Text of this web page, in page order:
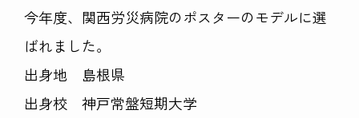
今年度、関西労災病院のポスターのモデルに選
ばれました。
出身地 島根県
出身校 神戸常盤短期大学